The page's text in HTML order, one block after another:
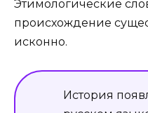
Этимологические
происхождение
исконно.
История